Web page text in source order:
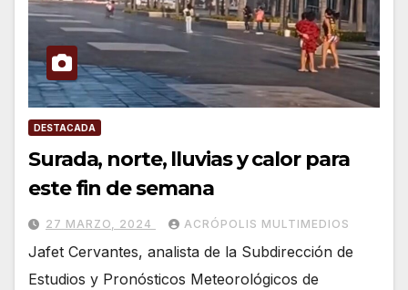
DESTACADA
Surada, norte, lluvias y calor para
este fin de semana
27 MARZO, 2024 ACRÓPOLIS MULTIMEDIOS
Jafet Cervantes, analista de la Subdirección de
Estudios y Pronósticos Meteorológicos de